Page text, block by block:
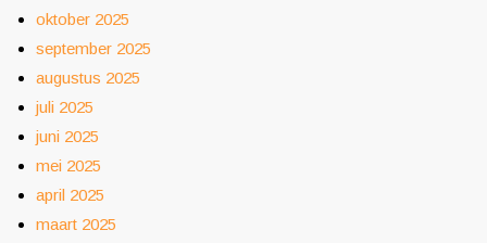
oktober 2025
september 2025
augustus 2025
juli 2025
juni 2025
mei 2025
april 2025
maart 2025